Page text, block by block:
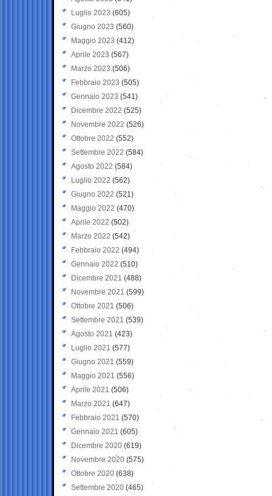
Luglio 2023 (605)
Giugno 2023 (560)
Maggio 2023 (412)
Aprile 2023 (567)
Marzo 2023 (506)
Febbraio 2023 (505)
Gennaio 2023 (541)
Dicembre 2022 (525)
Novembre 2022 (526)
Ottobre 2022 (552)
Settembre 2022 (584)
Agosto 2022 (584)
Luglio 2022 (562)
Giugno 2022 (521)
Maggio 2022 (470)
Aprile 2022 (502)
Marzo 2022 (542)
Febbraio 2022 (494)
Gennaio 2022 (510)
Dicembre 2021 (488)
Novembre 2021 (599)
Ottobre 2021 (506)
Settembre 2021 (539)
Agosto 2021 (423)
Luglio 2021 (577)
Giugno 2021(559)
Maggio 2021 (556)
Aprile 2021 (506)
Marzo 2021 (647)
Febbraio 2021 (570)
Gennaio 2021 (605)
Dicembre 2020 (619)
Novembre 2020 (575)
Ottobre 2020 (638)
Settembre 2020(465)